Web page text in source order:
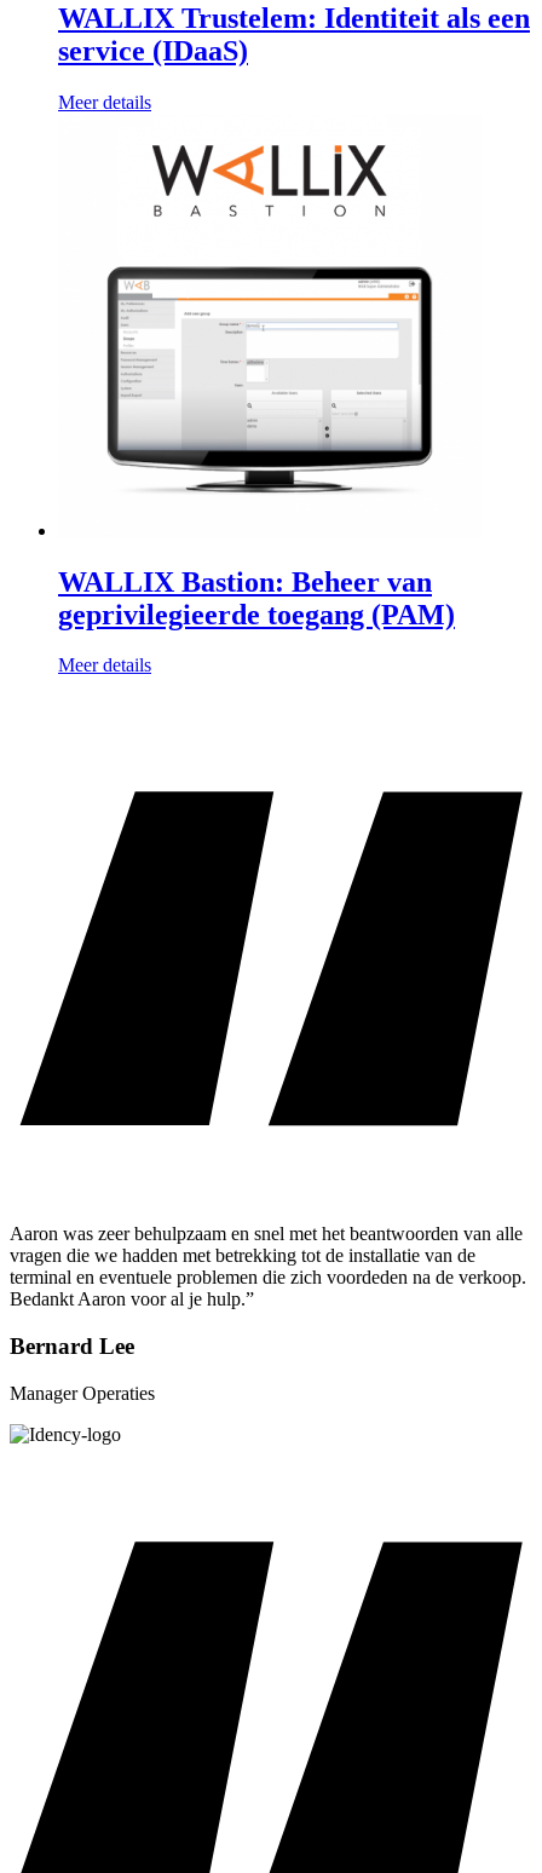
WALLIX Trustelem: Identiteit als een
service (IDaaS)
Meer details
WALLIX Bastion: Beheer van
geprivilegieerde toegang (PAM)
Meer details
Aaron was zeer behulpzaam en snel met het beantwoorden van alle
vragen die we hadden met betrekking tot de installatie van de
terminal en eventuele problemen die zich voordeden na de verkoop.
Bedankt Aaron voor al je hulp.”
Bernard Lee
Manager Operaties